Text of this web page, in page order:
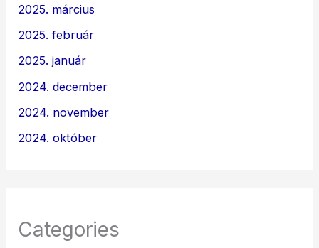
2025. március
2025. február
2025. január
2024. december
2024. november
2024. október
Categories